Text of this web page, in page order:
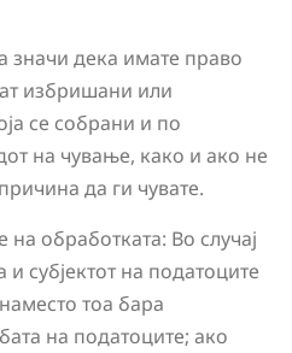
дека имате право
избришани или
се собрани и по
на чување, како и ако не
да ги чувате.
обработката: Во случај
субјектот на податоците
тоа бара
на податоците; ако